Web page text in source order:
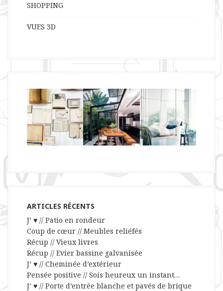
SHOPPING
VUES 3D
ARTICLES RÉCENTS
J’ ♥ // Patio en rondeur
Coup de cœur // Meubles reliéfés
Récup // Vieux livres
Récup // Evier bassine galvanisée
J’ ♥ // Cheminée d’extérieur
Pensée positive // Sois heureux un instant…
J’ ♥ // Porte d’entrée blanche et pavés de brique